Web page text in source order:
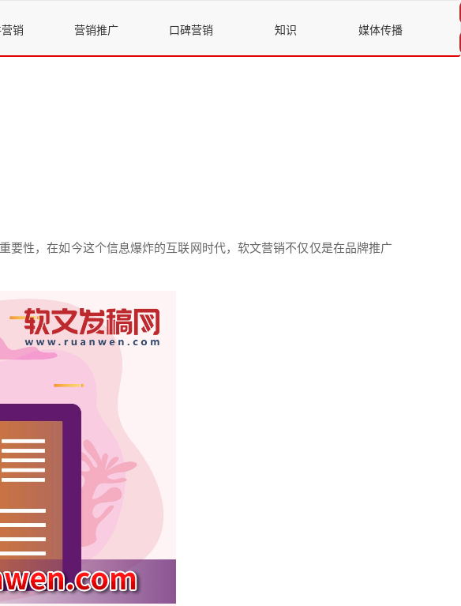
销 营销推广 口碑营销 知识 媒体传播
要性，在如今这个信息爆炸的互联网时代， 软文营销不仅仅是在品牌推广